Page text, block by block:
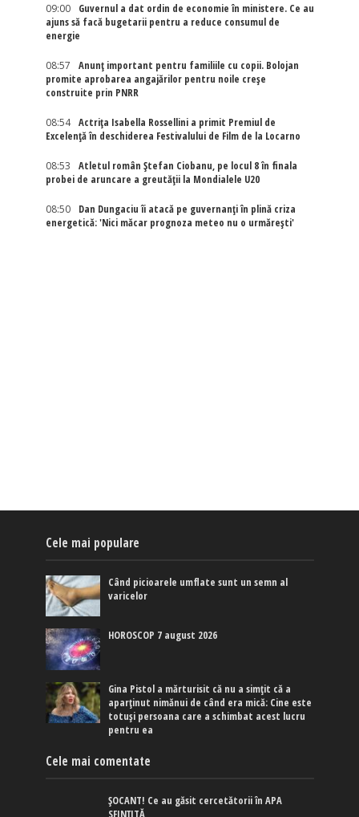
09:00
Guvernul a dat ordin de economie în ministere. Ce au
ajuns să facă bugetarii pentru a reduce consumul de
energie
08:57
Anunț important pentru familiile cu copii. Bolojan
promite aprobarea angajărilor pentru noile creșe
construite prin PNRR
08:54
Actriţa Isabella Rossellini a primit Premiul de
Excelenţă în deschiderea Festivalului de Film de la Locarno
08:53
Atletul român Ștefan Ciobanu, pe locul 8 în finala
probei de aruncare a greutății la Mondialele U20
08:50
Dan Dungaciu îi atacă pe guvernanți în plină criza
energetică: 'Nici măcar prognoza meteo nu o urmărești'
Cele mai populare
Când picioarele umflate sunt un semn al
varicelor
HOROSCOP 7 august 2026
Gina Pistol a mărturisit că nu a simțit că a
aparținut nimănui de când era mică: Cine este
totuși persoana care a schimbat acest lucru
pentru ea
Cele mai comentate
ȘOCANT! Ce au găsit cercetătorii în APA
SFINȚITĂ